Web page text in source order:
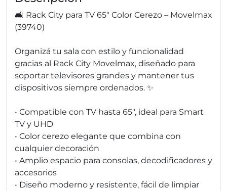
🛋️ Rack City para TV 65" Color Cerezo – Movelmax
(39740)
Organizá tu sala con estilo y funcionalidad
gracias al Rack City Movelmax, diseñado para
soportar televisores grandes y mantener tus
dispositivos siempre ordenados. ✨
• Compatible con TV hasta 65", ideal para Smart
TV y UHD
• Color cerezo elegante que combina con
cualquier decoración
• Amplio espacio para consolas, decodificadores y
accesorios
• Diseño moderno y resistente, fácil de limpiar